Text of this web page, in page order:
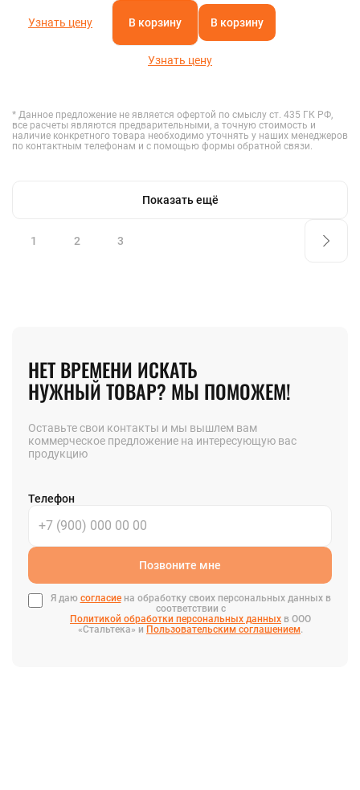
Узнать цену В корзину В корзину
Узнать цену
* Данное предложение не является офертой по смыслу ст. 435 ГК РФ,
все расчеты являются предварительными, а точную стоимость и
наличие конкретного товара необходимо уточнять у наших менеджеров
по контактным телефонам и с помощью формы обратной связи.
Показать ещё
1 2 3
НЕТ ВРЕМЕНИ ИСКАТЬ
НУЖНЫЙ ТОВАР? МЫ ПОМОЖЕМ!
Оставьте свои контакты и мы вышлем вам
коммерческое предложение на интересующую вас
продукцию
Телефон
Позвоните мне
Я даю согласиена обработку своих персональных данных в
соответствии с
Политикой обработки персональных данных в ООО
«Стальтека» и Пользовательским соглашением.